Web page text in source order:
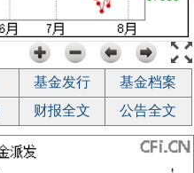
基金发行
基金档案
财报全文 公告全文